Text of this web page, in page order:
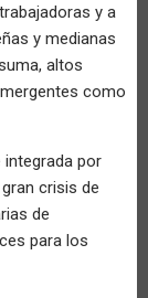
y a
y medianas
altos
como
por
crisis de
de
para los